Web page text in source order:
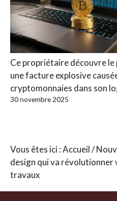
Ce propriétaire découvre le
une facture explosive
cryptomonnaies dans son
30 novembre 2025
Vous êtes ici :Accueil/
design qui va révolutionner
travaux